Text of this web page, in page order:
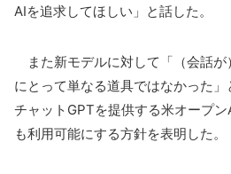
AIを追求してほしい」と話した。
また新モデルに対して「（会話が
にとって単なる道具ではなかった」
チャット GPTを提供する米オープン
も利用可能にする方針を表明した。